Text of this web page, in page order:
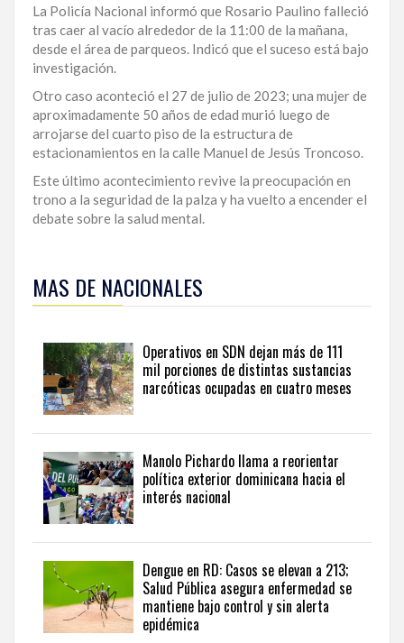
LA
ALTAGRACIA
PUERTO
PLATA
CONTÁCTENOS
La Policía Nacional informó que Rosario Paulino falleció
tras caer al vacío alrededor de la 11:00 de la mañana,
desde el área de parqueos. Indicó que el suceso está bajo
investigación.
Otro caso aconteció el 27 de julio de 2023; una mujer de
aproximadamente 50 años de edad murió luego de
arrojarse del cuarto piso de la estructura de
estacionamientos en la calle Manuel de Jesús Troncoso.
Este último acontecimiento revive la preocupación en
trono a la seguridad de la palza y ha vuelto a encender el
debate sobre la salud mental.
esta
información
seguir
actualidad
del
país
desde
una
perspectiva
internacional,
visite
news
the
Dominican
MAS DE NACIONALES
Operativos en SDN dejan más de 111
mil porciones de distintas sustancias
narcóticas ocupadas en cuatro meses
Manolo Pichardo llama a reorientar
política exterior dominicana hacia el
interés nacional
Dengue en RD: Casos se elevan a 213;
Salud Pública asegura enfermedad se
mantiene bajo control y sin alerta
epidémica